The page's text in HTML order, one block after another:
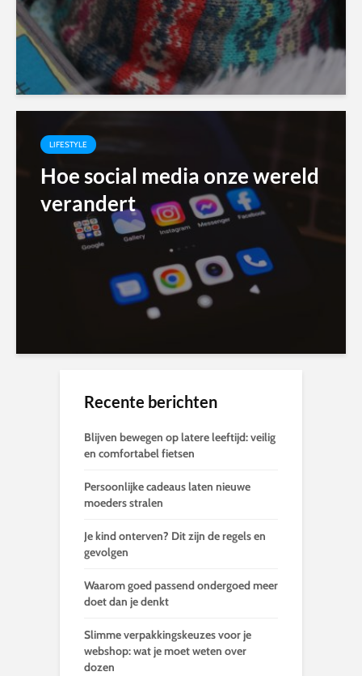
LIFESTYLE
Hoe social media onze wereld
verandert
Recente berichten
Blijven bewegen op latere leeftijd: veilig
en comfortabel fietsen
Persoonlijke cadeaus laten nieuwe
moeders stralen
Je kind onterven? Dit zijn de regels en
gevolgen
Waarom goed passend ondergoed meer
doet dan je denkt
Slimme verpakkingskeuzes voor je
webshop: wat je moet weten over
dozen